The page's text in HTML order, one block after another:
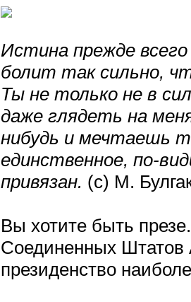
Истина прежде
болит так сильно,
Ты не только не в
даже глядеть на
нибудь и мечтаешь
единственное, по-
привязан. (с) M.
Вы хотите быть
Соединенных Штатов
президенство